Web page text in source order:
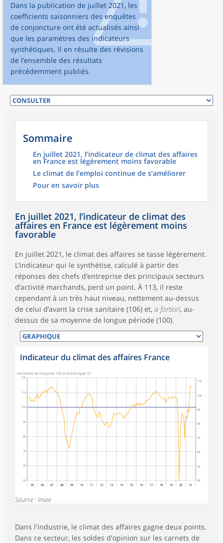
Dans la publication de juillet 2021, les
coefficients saisonniers des enquêtes
de conjoncture ont été actualisés ainsi
que les paramètres des indicateurs
synthétiques. Il en résulte des révisions
de l’ensemble des résultats
précédemment publiés.
Sommaire
En juillet 2021, l’indicateur de climat des affaires
en France est légèrement moins favorable
Le climat de l’emploi continue de s’améliorer
Pour en savoir plus
En juillet 2021, l’indicateur de climat des
affaires en France est légèrement moins
favorable
En juillet 2021, le climat des affaires se tasse légèrement.
L’indicateur qui le synthétise, calculé à partir des
réponses des chefs d’entreprise des principaux secteurs
d’activité marchands, perd un point. À 113, il reste
cependant à un très haut niveau, nettement au-dessus
de celui d’avant la crise sanitaire (106) et, a fortiori, au-
dessus de sa moyenne de longue période (100).
Indicateur du climat des affaires France
100
110
120
90
80
70
60
50 48
58
68
78
88
98
108
118
normalisé de moyenne 100 et d'écart-type 10
05 06 07 08 09 10 11 12 13 14 15 16 17 18 19 20 21
Source : Insee
Dans l'industrie, le climat des affaires gagne deux points.
Dans ce secteur, les soldes d'opinion sur les carnets de